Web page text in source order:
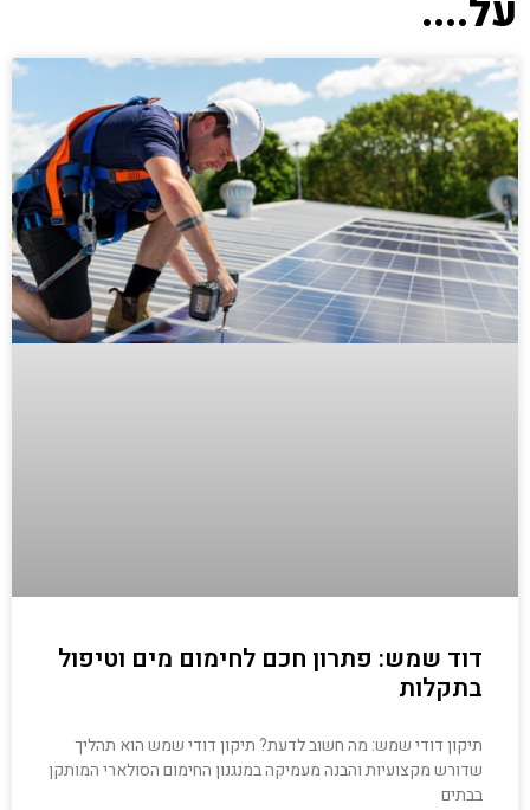
על....
דוד שמש: פתרון חכם לחימום מים וטיפול
בתקלות
תיקון דודי שמש: מה חשוב לדעת? תיקון דודי שמש הוא תהליך
שדורש מקצועיות והבנה מעמיקה במנגנון החימום הסולארי המותקן
בבתים